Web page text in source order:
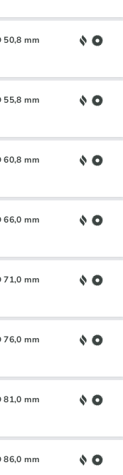
mm
mm
mm
mm
mm
mm
mm
mm